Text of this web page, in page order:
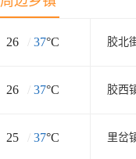
26 / 37°C 胶北
26 / 37°C 胶西
25 / 37°C 里岔